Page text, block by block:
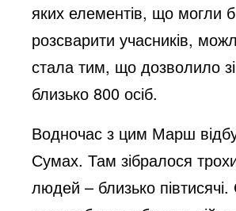
яких елементів, що могли б
розсварити учасників,
стала тим, що дозволило
близько 800 осіб.
Водночас з цим Марш
Сумах. Там зібралося
людей – близько